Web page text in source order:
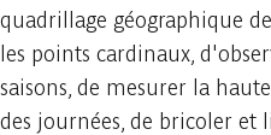
quadrillage géographique
les points cardinaux,
saisons, de mesurer la
des journées, de bricoler et